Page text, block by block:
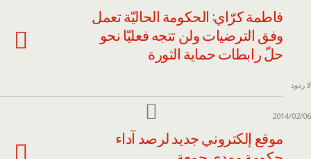
فاطمة كرّاي: الحكومة الحاليّة تعمل
وفق الترضيات ولن تتجه فعليّا نحو
حلّ رابطات حماية الثورة
لا ردود
2014/02/06
موقع إلكتروني جديد لرصد آداء